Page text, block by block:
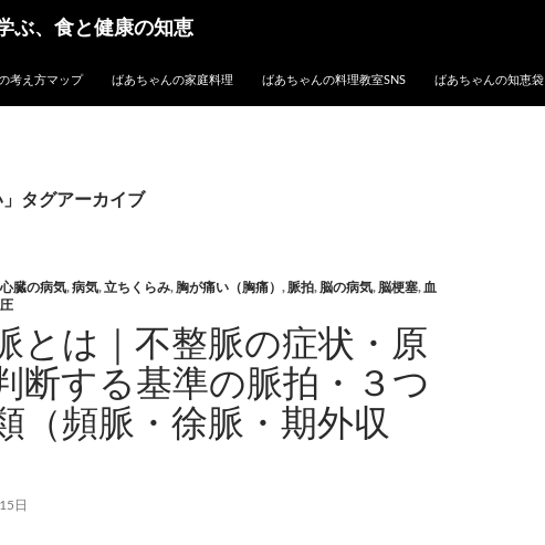
ぶ、食と健康の知恵
考え方マップ ばあちゃんの家庭料理 ばあちゃんの料理教室SNS ばあちゃんの知恵袋
」タグアーカイブ
心臓の病気,病気,立ちくらみ,胸が痛い（胸痛） ,脈拍, 脳の病気, 脳梗塞,血
とは｜不整脈の症状・原
断する基準の脈拍・３つ
（頻脈・徐脈・期外収
日